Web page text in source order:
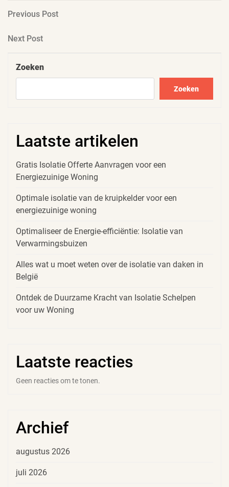
Berichtnavigatie
Previous
Previous Post
Next
Next Post
Zoeken
Zoeken
Laatste artikelen
Gratis Isolatie Offerte Aanvragen voor een
Energiezuinige Woning
Optimale isolatie van de kruipkelder voor een
energiezuinige woning
Optimaliseer de Energie-efficiëntie: Isolatie van
Verwarmingsbuizen
Alles wat u moet weten over de isolatie van daken in
België
Ontdek de Duurzame Kracht van Isolatie Schelpen
voor uw Woning
Laatste reacties
Geen reacties om te tonen.
Archief
augustus 2026
juli 2026